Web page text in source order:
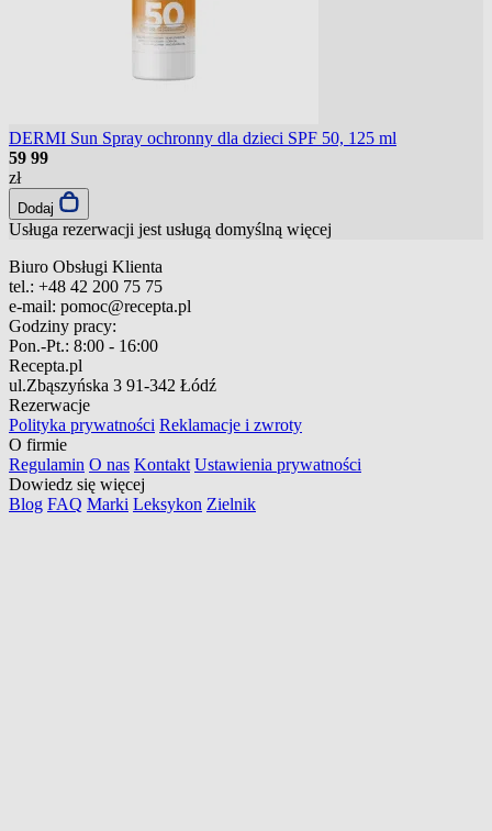
DERMI Sun Spray ochronny dla dzieci SPF 50, 125 ml
59 99
zł
Dodaj
Usługa rezerwacji jest usługą domyślną więcej
Biuro Obsługi Klienta
tel.: +48 42 200 75 75
e-mail: pomoc@recepta.pl
Godziny pracy:
Pon.-Pt.: 8:00 - 16:00
Recepta.pl
ul.Zbąszyńska 3 91-342 Łódź
Rezerwacje
Polityka prywatności Reklamacje i zwroty
O firmie
Regulamin O nas Kontakt Ustawienia prywatności
Dowiedz się więcej
Blog FAQ Marki Leksykon Zielnik